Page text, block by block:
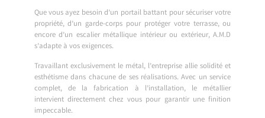
Que vous ayez besoin d’un portail battant pour sécuriser votre
propriété, d’un garde-corps pour protéger votre terrasse, ou
encore d’un escalier métallique intérieur ou extérieur, A.M.D
s’adapte à vos exigences.
Travaillant exclusivement le métal, l’entreprise allie solidité et
esthétisme dans chacune de ses réalisations. Avec un service
complet, de la fabrication à l’installation, le métallier
intervient directement chez vous pour garantir une finition
impeccable.